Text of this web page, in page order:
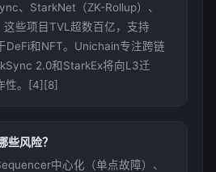
、StarkNet（ZK-Rollup）、
这些项目TVL超数百亿，支持
DeFi和NFT。Unichain专注跨链
2.0和StarkEx将向L3迁
性。[4][8]
些风险？
中心化（单点故障）、